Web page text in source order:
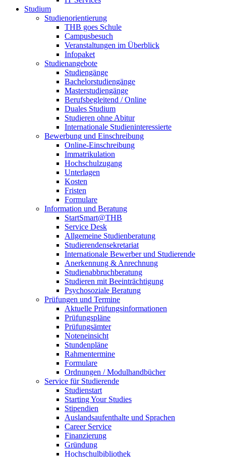
Studium
Studienorientierung
THB goes Schule
Campusbesuch
Veranstaltungen im Überblick
Infopaket
Studienangebote
Studiengänge
Bachelorstudiengänge
Masterstudiengänge
Berufsbegleitend / Online
Duales Studium
Studieren ohne Abitur
Internationale Studieninteressierte
Bewerbung und Einschreibung
Online-Einschreibung
Immatrikulation
Hochschulzugang
Unterlagen
Kosten
Fristen
Formulare
Information und Beratung
StartSmart@THB
Service Desk
Allgemeine Studienberatung
Studierendensekretariat
Internationale Bewerber und Studierende
Anerkennung & Anrechnung
Studienabbruchberatung
Studieren mit Beeinträchtigung
Psychosoziale Beratung
Prüfungen und Termine
Aktuelle Prüfungsinformationen
Prüfungspläne
Prüfungsämter
Noteneinsicht
Stundenpläne
Rahmentermine
Formulare
Ordnungen / Modulhandbücher
Service für Studierende
Studienstart
Starting Your Studies
Stipendien
Auslandsaufenthalte und Sprachen
Career Service
Finanzierung
Gründung
Hochschulbibliothek